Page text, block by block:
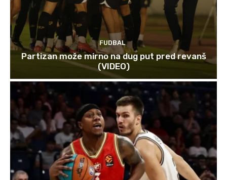
FUDBAL
Partizan može mirno na dug put pred revanš
(VIDEO)